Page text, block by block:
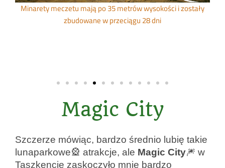
Dziedziniec meczetu zdobią piękne rzeźbione kolumny
sprowadzone z Indii
Magic City
Szczerze mówiąc, bardzo średnio lubię takie
lunaparkowe🎡 atrakcje, ale Magic City🎆 w
Taszkencie zaskoczyło mnie bardzo